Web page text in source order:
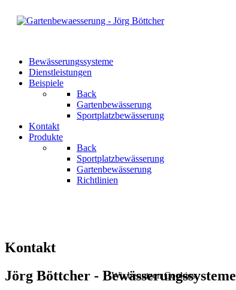
Bewässerungssysteme
Dienstleistungen
Beispiele
Back
Gartenbewässerung
Sportplatzbewässerung
Kontakt
Produkte
Back
Sportplatzbewässerung
Gartenbewässerung
Richtlinien
Kontakt
Jörg Böttcher - Bewässerungssysteme
Wir benutzen Cookies